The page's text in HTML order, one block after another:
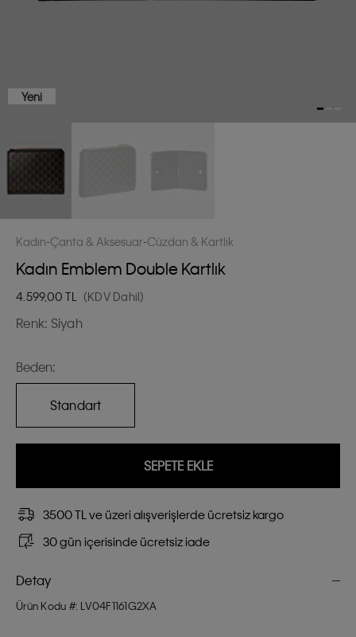
Yeni
Kadın Çanta & Aksesuar Cüzdan & Kartlık
Kadın Emblem Double Kartlık
4.599,00 TL (KDV Dahil)
Renk: Siyah
Beden:
Standart
SEPETE EKLE
3500 TL ve üzeri alışverişlerde ücretsiz kargo
30 gün içerisinde ücretsiz iade
Detay
Ürün Kodu #: LV04F1161G2XA